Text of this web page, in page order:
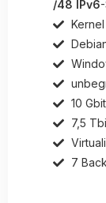
/48 IPv6
10
7,5
7